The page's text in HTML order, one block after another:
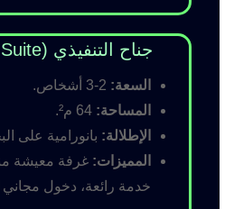
جناح التنفيذي (Executive Suite)
السعة:
المساحة:
الإطلالة: بانورامية على
المميزات: غرفة معيشة
خدمة رائعة، دخول مجاني